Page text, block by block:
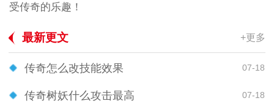
受传奇的乐趣！
最新更文 +更多
传奇怎么改技能效果 07-18
传奇树妖什么攻击最高 07-18